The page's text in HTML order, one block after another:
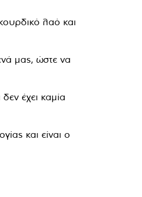
λαό και
μας, ώστε να
έχει καμία
και είναι ο